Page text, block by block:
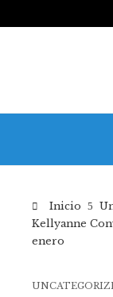
Inicio
Kellyanne
enero